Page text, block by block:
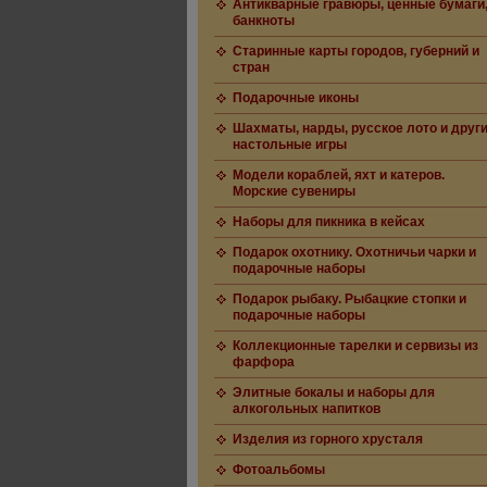
Антикварные гравюры, ценные бумаги,
банкноты
Старинные карты городов, губерний и
стран
Подарочные иконы
Шахматы, нарды, русское лото и
настольные игры
Модели кораблей, яхт и катеров.
Морские сувениры
Наборы для пикника в кейсах
Подарок охотнику. Охотничьи чарки и
подарочные наборы
Подарок рыбаку. Рыбацкие стопки и
подарочные наборы
Коллекционные тарелки и сервизы из
фарфора
Элитные бокалы и наборы для
алкогольных напитков
Изделия из горного хрусталя
Фотоальбомы